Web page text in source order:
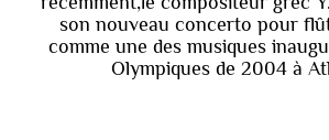
son nouveau concerto pour
comme une des musiques
Olympiques de 2004 à